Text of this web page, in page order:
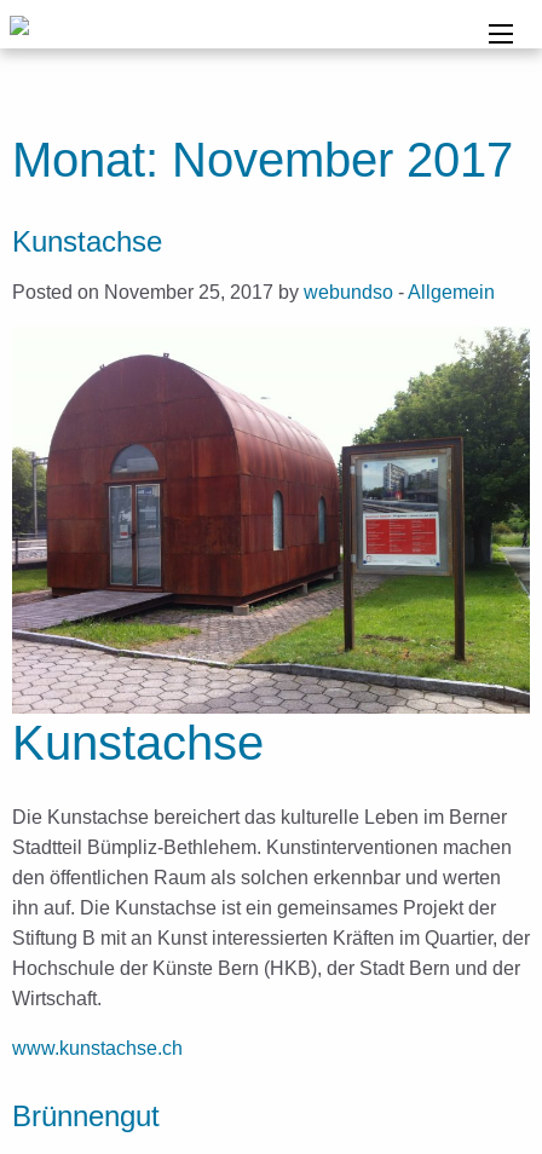
Monat: November 2017
Kunstachse
Posted on November 25, 2017 by webundso -Allgemein
Kunstachse
Die Kunstachse bereichert das kulturelle Leben im Berner
Stadtteil Bümpliz-Bethlehem. Kunstinterventionen machen
den öffentlichen Raum als solchen erkennbar und werten
ihn auf. Die Kunstachse ist ein gemeinsames Projekt der
Stiftung B mit an Kunst interessierten Kräften im Quartier, der
Hochschule der Künste Bern (HKB), der Stadt Bern und der
Wirtschaft.
www.kunstachse.ch
Brünnengut